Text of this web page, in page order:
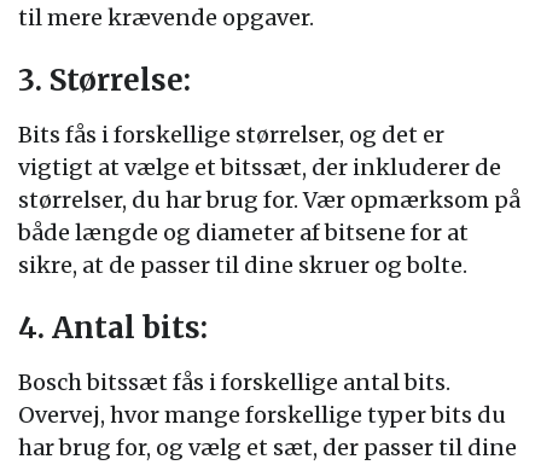
til mere krævende opgaver.
3. Størrelse:
Bits fås i forskellige størrelser, og det er
vigtigt at vælge et bitssæt, der inkluderer de
størrelser, du har brug for. Vær opmærksom på
både længde og diameter af bitsene for at
sikre, at de passer til dine skruer og bolte.
4. Antal bits:
Bosch bitssæt fås i forskellige antal bits.
Overvej, hvor mange forskellige typer bits du
har brug for, og vælg et sæt, der passer til dine